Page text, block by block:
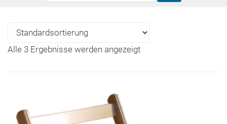
Alle 3 Ergebnisse werden angezeigt